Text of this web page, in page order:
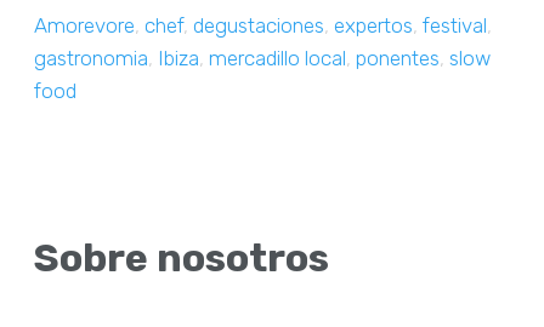
Amorevore,chef,degustaciones,expertos,festival,
gastronomia, Ibiza,mercadillo local,ponentes,slow
food
Sobre nosotros